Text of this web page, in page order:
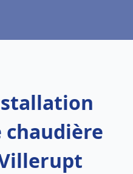
chaudière